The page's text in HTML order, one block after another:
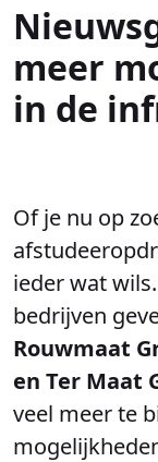
meer
in de
Of je nu op
ieder wat
bedrijven
Rouwmaat
en Ter Maat
veel meer te